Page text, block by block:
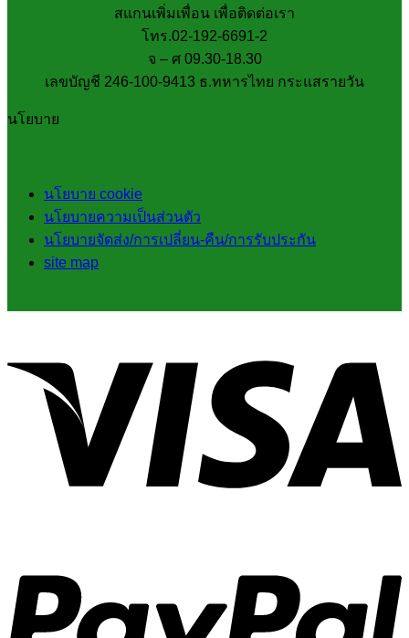
สแกนเพิ่มเพื่อน เพื่อติดต่อเรา
โทร.02-192-6691-2
จ – ศ 09.30-18.30
เลขบัญชี 246-100-9413 ธ.ทหารไทย กระแสรายวัน
นโยบาย
นโยบาย cookie
นโยบายความเป็นส่วนตัว
นโยบายจัดส่ง/การเปลี่ยน-คืน/การรับประกัน
site map